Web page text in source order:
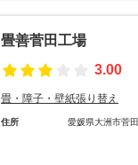
畳善菅田工場
3.00
畳・障子・壁紙張り替え
住所 愛媛県大洲市菅